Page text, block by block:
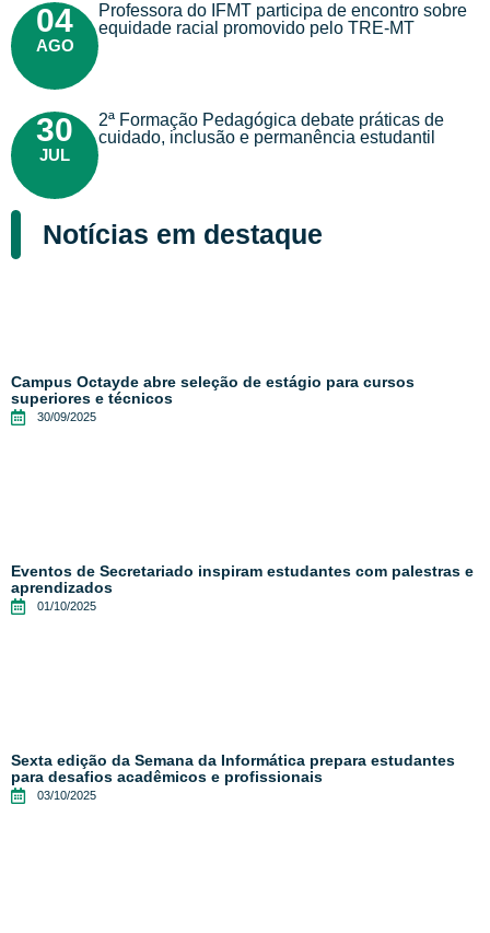
04
AGO
Professora do IFMT participa de encontro sobre
equidade racial promovido pelo TRE-MT
30
JUL
2ª Formação Pedagógica debate práticas de
cuidado, inclusão e permanência estudantil
Notícias em destaque
Campus Octayde abre seleção de estágio para cursos
superiores e técnicos
30/09/2025
Eventos de Secretariado inspiram estudantes com palestras e
aprendizados
01/10/2025
Sexta edição da Semana da Informática prepara estudantes
para desafios acadêmicos e profissionais
03/10/2025